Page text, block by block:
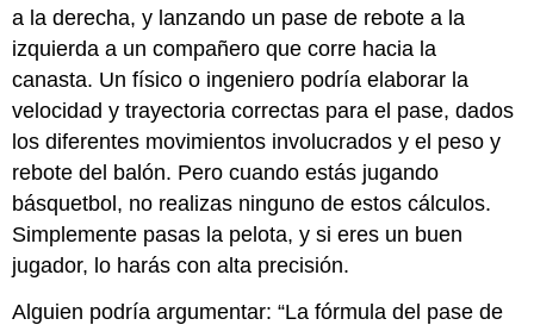
a la derecha, y lanzando un pase de rebote a la
izquierda a un compañero que corre hacia la
canasta. Un físico o ingeniero podría elaborar la
velocidad y trayectoria correctas para el pase, dados
los diferentes movimientos involucrados y el peso y
rebote del balón. Pero cuando estás jugando
básquetbol, no realizas ninguno de estos cálculos.
Simplemente pasas la pelota, y si eres un buen
jugador, lo harás con alta precisión.
Alguien podría argumentar: “La fórmula del pase de